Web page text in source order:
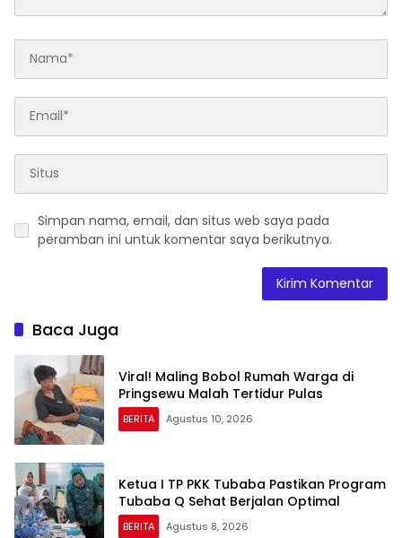
Simpan nama, email, dan situs web saya pada
peramban ini untuk komentar saya berikutnya.
Baca Juga
Viral! Maling Bobol Rumah Warga di
Pringsewu Malah Tertidur Pulas
BERITA Agustus 10, 2026
Ketua I TP PKK Tubaba Pastikan Program
Tubaba Q Sehat Berjalan Optimal
BERITA Agustus 8, 2026